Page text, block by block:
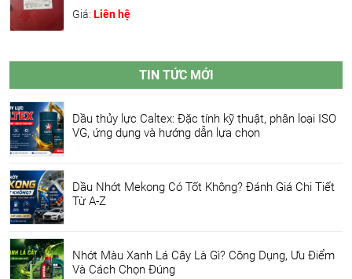
Giá: Liên hệ
TIN TỨC MỚI
Dầu thủy lực Caltex: Đặc tính kỹ thuật, phân loại ISO
VG, ứng dụng và hướng dẫn lựa chọn
Dầu Nhớt Mekong Có Tốt Không? Đánh Giá Chi Tiết
Từ A-Z
Nhớt Màu Xanh Lá Cây Là Gì? Công Dụng, Ưu Điểm
Và Cách Chọn Đúng